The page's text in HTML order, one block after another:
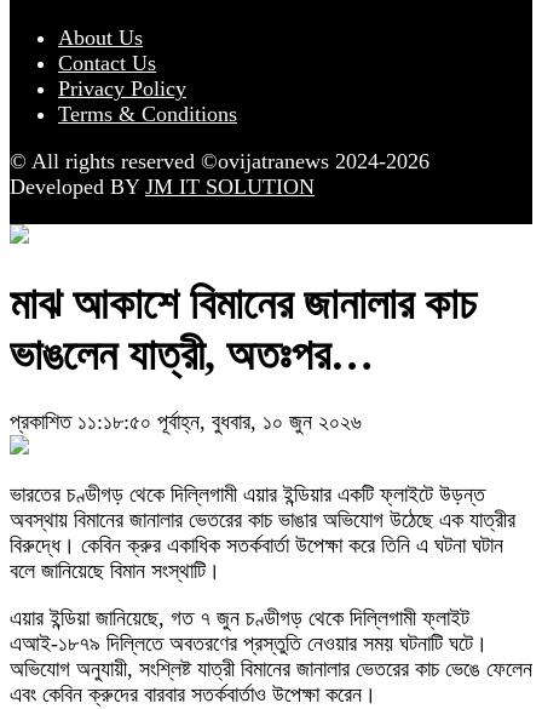
About Us
Contact Us
Privacy Policy
Terms & Conditions
© All rights reserved ©ovijatranews 2024-2026
Developed BY JM IT SOLUTION
মাঝ আকাশে বিমানের জানালার কাচ
ভাঙলেন যাত্রী, অতঃপর…
প্রকাশিত ১১:১৮:৫০ পূর্বাহ্ন, বুধবার, ১০ জুন ২০২৬
ভারতের চণ্ডীগড় থেকে দিল্লিগামী এয়ার ইন্ডিয়ার একটি ফ্লাইটে উড়ন্ত
অবস্থায় বিমানের জানালার ভেতরের কাচ ভাঙার অভিযোগ উঠেছে এক যাত্রীর
বিরুদ্ধে। কেবিন ক্রুর একাধিক সতর্কবার্তা উপেক্ষা করে তিনি এ ঘটনা ঘটান
বলে জানিয়েছে বিমান সংস্থাটি।
এয়ার ইন্ডিয়া জানিয়েছে, গত ৭ জুন চণ্ডীগড় থেকে দিল্লিগামী ফ্লাইট
এআই-১৮৭৯ দিল্লিতে অবতরণের প্রস্তুতি নেওয়ার সময় ঘটনাটি ঘটে।
অভিযোগ অনুযায়ী, সংশ্লিষ্ট যাত্রী বিমানের জানালার ভেতরের কাচ ভেঙে ফেলেন
এবং কেবিন ক্রুদের বারবার সতর্কবার্তাও উপেক্ষা করেন।